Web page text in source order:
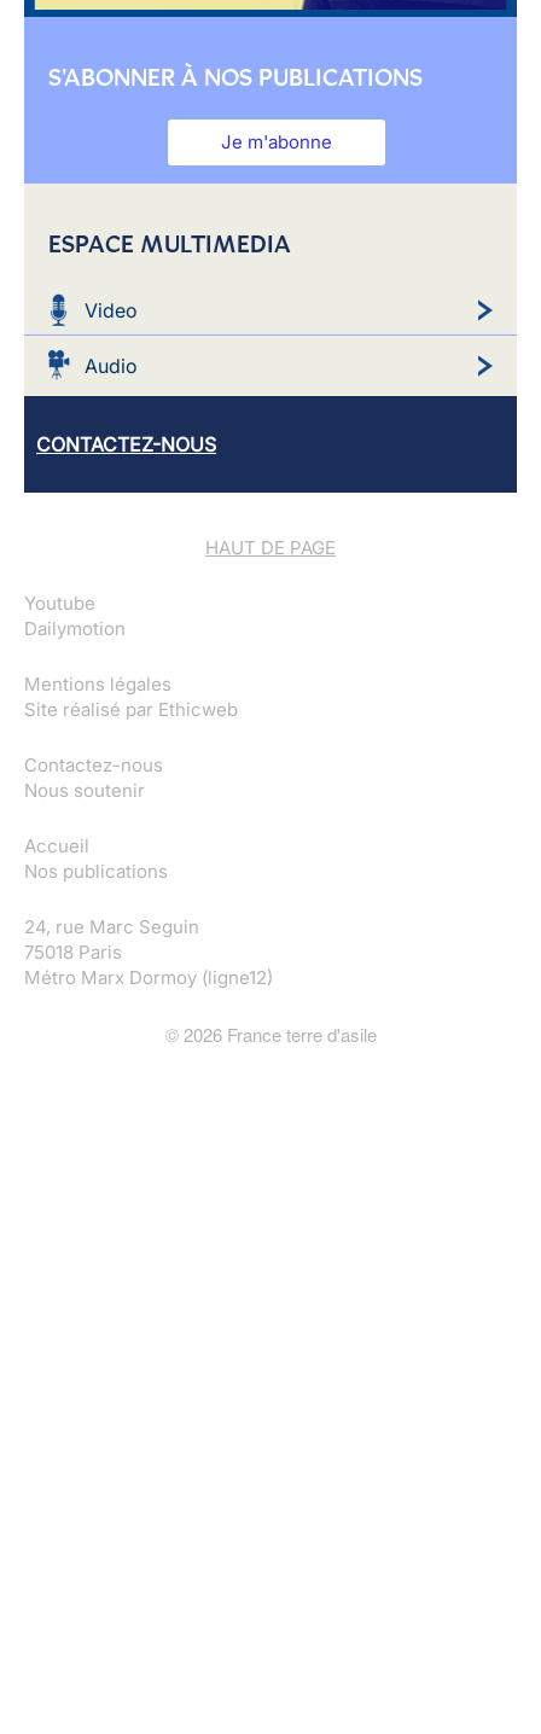
S'ABONNER À NOS PUBLICATIONS
Je m'abonne
ESPACE MULTIMEDIA
Video
Audio
CONTACTEZ-NOUS
HAUT DE PAGE
Youtube
Dailymotion
Mentions légales
Site réalisé par Ethicweb
Contactez-nous
Nous soutenir
Accueil
Nos publications
24, rue Marc Seguin
75018 Paris
Métro Marx Dormoy (ligne12)
©2026France terre d'asile